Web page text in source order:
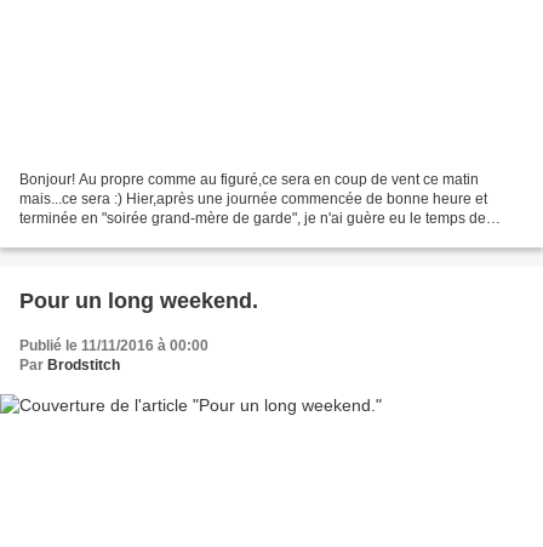
Bonjour! Au propre comme au figuré,ce sera en coup de vent ce matin
mais...ce sera :) Hier,après une journée commencée de bonne heure et
terminée en "soirée grand-mère de garde", je n'ai guère eu le temps de
Pour un long weekend.
Publié le 11/11/2016 à 00:00
Par Brodstitch